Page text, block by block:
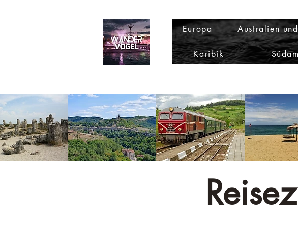
Europa Australien
Karibik